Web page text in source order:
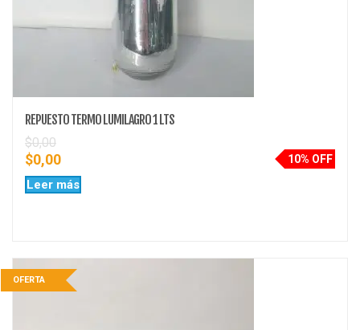
REPUESTO TERMO LUMILAGRO 1 LTS
10% OFF
$0,00
$0,00
Leer más
OFERTA